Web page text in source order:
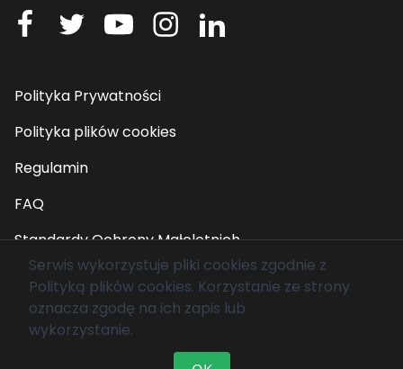
Polityka Prywatności
Polityka plików cookies
Regulamin
FAQ
Standardy Ochrony Małoletnich
© 2026 Fundacja Mam Marzenie. Wszelkie prawa
zastrzeżone.
Serwis wykorzystuje pliki cookies zgodnie z
Polityką plików cookies. Korzystanie ze strony
oznacza zgodę na ich zapis lub
wykorzystanie.